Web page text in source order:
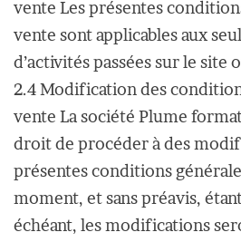
vente Les présentes
vente sont applicables aux
d’activités passées sur le site
2.4 Modification des
vente La société Plume
droit de procéder à des
présentes conditions
moment, et sans préavis,
échéant, les modifications